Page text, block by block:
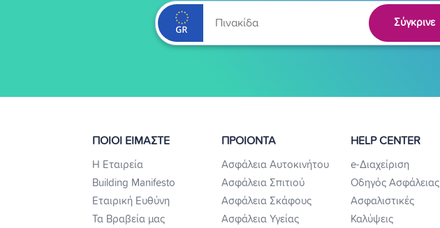
Σύγκρινε
ΠΟΙΟΙ ΕΙΜΑΣΤΕ
Η Εταιρεία
Building Manifesto
Εταιρική Ευθύνη
Τα Βραβεία μας
ΠΡΟΙΟΝΤΑ
Ασφάλεια Αυτοκινήτου
Ασφάλεια Σπιτιού
Ασφάλεια Σκάφους
Ασφάλεια Υγείας
HELP CENTER
e-Διαχείριση
Οδηγός Ασφάλειας
Ασφαλιστικές
Καλύψεις